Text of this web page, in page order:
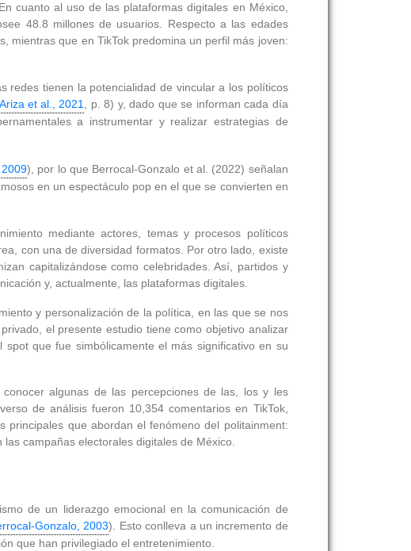
cuanto al uso de las plataformas digitales en México,
48.8 millones de usuarios. Respecto a las edades
mientras que en TikTok predomina un perfil más joven:
redes tienen la potencialidad de vincular a los políticos
Ariza et al., 2021, p. 8) y, dado que se informan cada día
a instrumentar y realizar estrategias de
), por lo que Berrocal-Gonzalo et al. (2022) señalan
en un espectáculo pop en el que se convierten en
mediante actores, temas y procesos políticos
con una de diversidad formatos. Por otro lado, existe
capitalizándose como celebridades. Así, partidos y
y, actualmente, las plataformas digitales.
y personalización de la política, en las que se nos
el presente estudio tiene como objetivo analizar
que fue simbólicamente el más significativo en su
algunas de las percepciones de las, los y les
de análisis fueron 10,354 comentarios en TikTok,
principales que abordan el fenómeno del politainment:
campañas electorales digitales de México.
de un liderazgo emocional en la comunicación de
Gonzalo, 2003). Esto conlleva a un incremento de
que han privilegiado el entretenimiento.